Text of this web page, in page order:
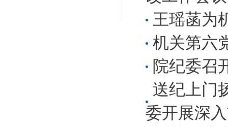
王瑶菡为
机关第六
院纪委召
送纪上门
委开展深